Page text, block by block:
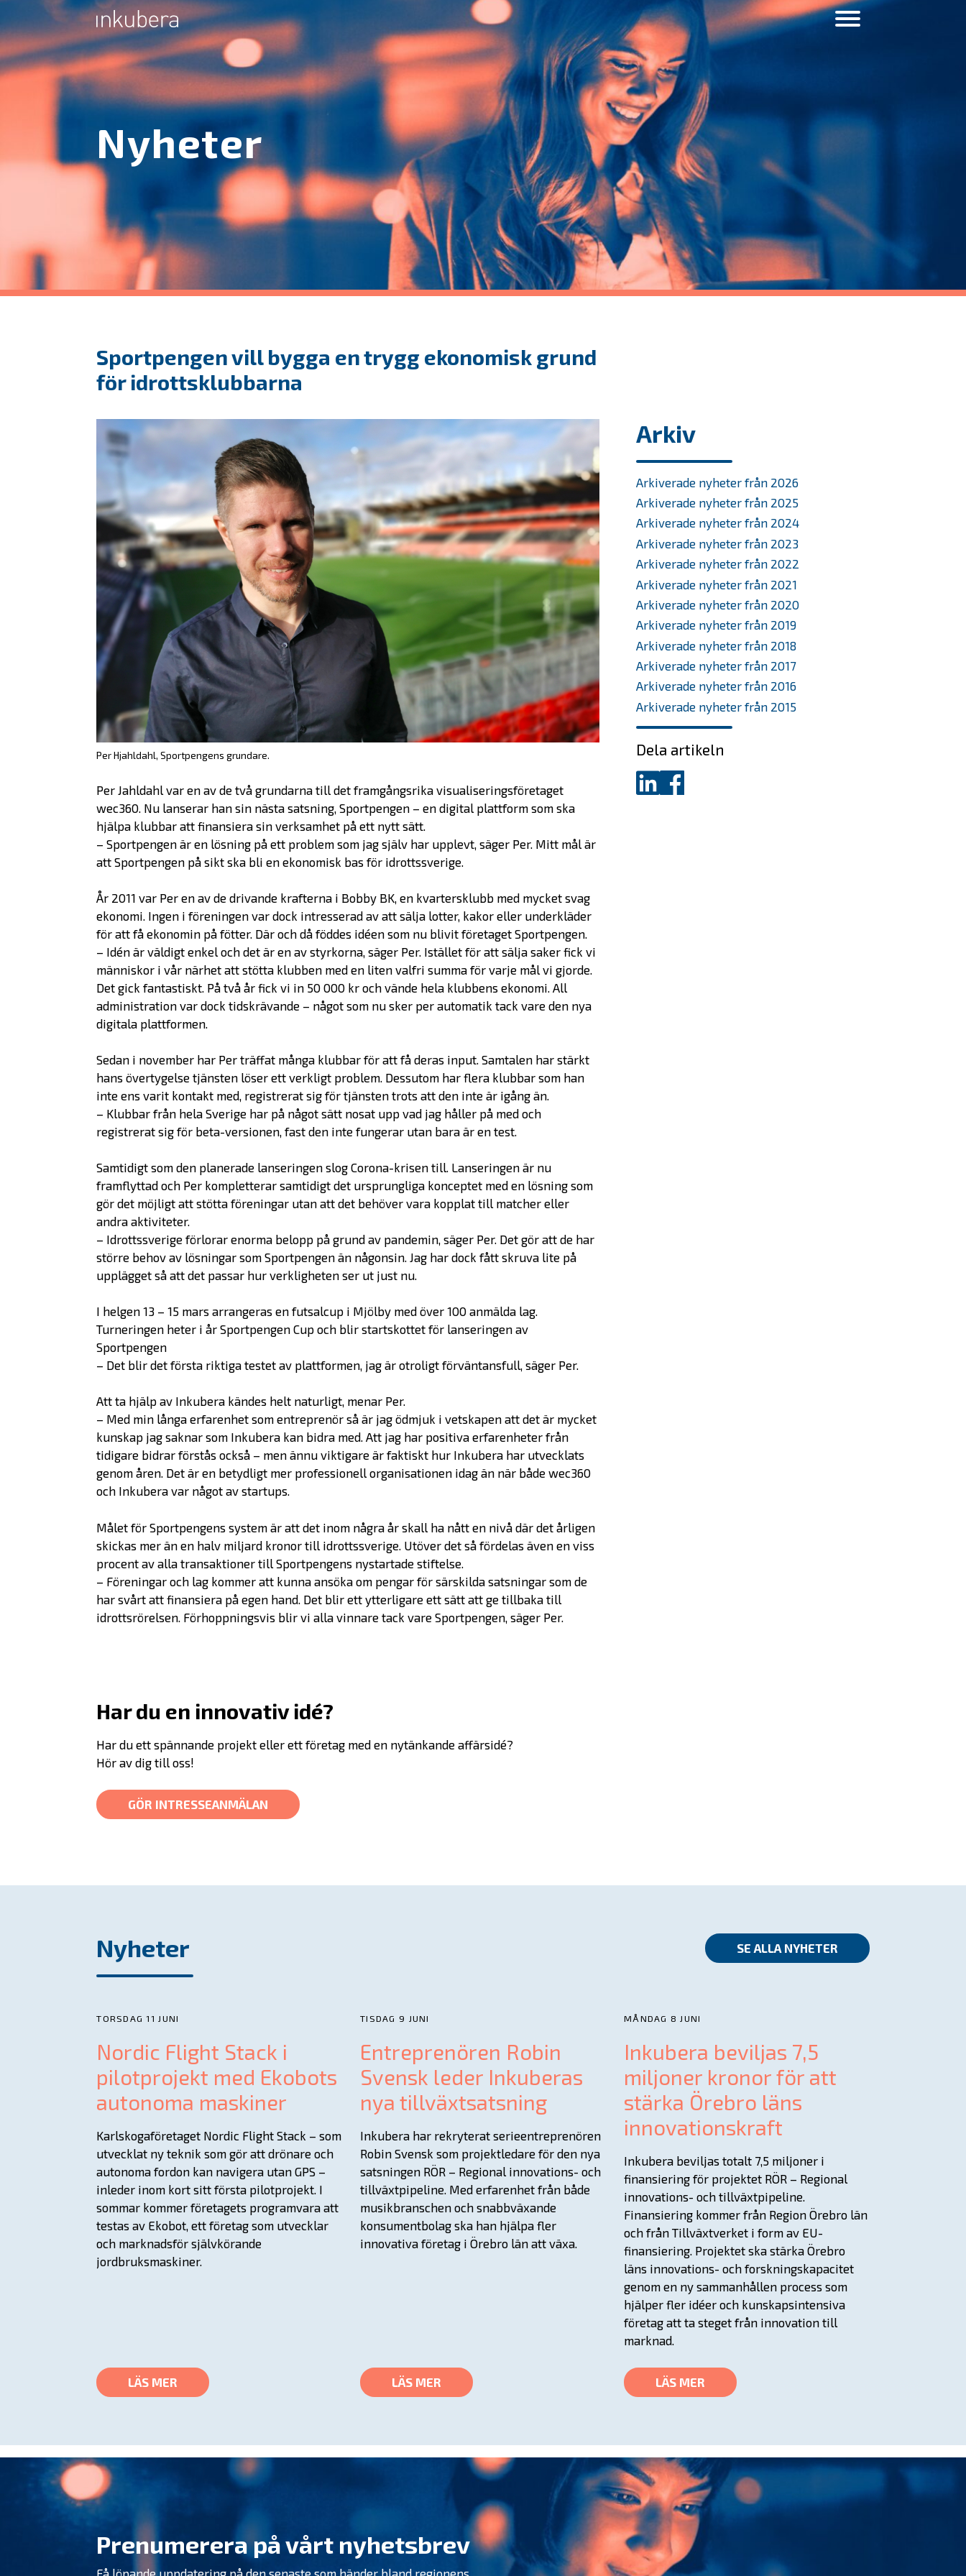
Erbjudande
Prepare
Om oss
Bolagen
Alumner
SKAPA-priset
Nyheter
Nyheter
Sportpengen vill bygga en trygg ekonomisk grund
för idrottsklubbarna
Per Hjahldahl, Sportpengens grundare.
Per Jahldahl var en av de två grundarna till det framgångsrika visualiseringsföretaget
wec360. Nu lanserar han sin nästa satsning, Sportpengen – en digital plattform som ska
hjälpa klubbar att finansiera sin verksamhet på ett nytt sätt.
– Sportpengen är en lösning på ett problem som jag själv har upplevt, säger Per. Mitt mål är
att Sportpengen på sikt ska bli en ekonomisk bas för idrottssverige.
År 2011 var Per en av de drivande krafterna i Bobby BK, en kvartersklubb med mycket svag
ekonomi. Ingen i föreningen var dock intresserad av att sälja lotter, kakor eller underkläder
för att få ekonomin på fötter. Där och då föddes idéen som nu blivit företaget Sportpengen.
– Idén är väldigt enkel och det är en av styrkorna, säger Per. Istället för att sälja saker fick vi
människor i vår närhet att stötta klubben med en liten valfri summa för varje mål vi gjorde.
Det gick fantastiskt. På två år fick vi in 50 000 kr och vände hela klubbens ekonomi. All
administration var dock tidskrävande – något som nu sker per automatik tack vare den nya
digitala plattformen.
Sedan i november har Per träffat många klubbar för att få deras input. Samtalen har stärkt
hans övertygelse tjänsten löser ett verkligt problem. Dessutom har flera klubbar som han
inte ens varit kontakt med, registrerat sig för tjänsten trots att den inte är igång än.
– Klubbar från hela Sverige har på något sätt nosat upp vad jag håller på med och
registrerat sig för beta-versionen, fast den inte fungerar utan bara är en test.
Samtidigt som den planerade lanseringen slog Corona-krisen till. Lanseringen är nu
framflyttad och Per kompletterar samtidigt det ursprungliga konceptet med en lösning som
gör det möjligt att stötta föreningar utan att det behöver vara kopplat till matcher eller
andra aktiviteter.
– Idrottssverige förlorar enorma belopp på grund av pandemin, säger Per. Det gör att de har
större behov av lösningar som Sportpengen än någonsin. Jag har dock fått skruva lite på
upplägget så att det passar hur verkligheten ser ut just nu.
I helgen 13 – 15 mars arrangeras en futsalcup i Mjölby med över 100 anmälda lag.
Turneringen heter i år Sportpengen Cup och blir startskottet för lanseringen av
Sportpengen
– Det blir det första riktiga testet av plattformen, jag är otroligt förväntansfull, säger Per.
Att ta hjälp av Inkubera kändes helt naturligt, menar Per.
– Med min långa erfarenhet som entreprenör så är jag ödmjuk i vetskapen att det är mycket
kunskap jag saknar som Inkubera kan bidra med. Att jag har positiva erfarenheter från
tidigare bidrar förstås också – men ännu viktigare är faktiskt hur Inkubera har utvecklats
genom åren. Det är en betydligt mer professionell organisationen idag än när både wec360
och Inkubera var något av startups.
Målet för Sportpengens system är att det inom några år skall ha nått en nivå där det årligen
skickas mer än en halv miljard kronor till idrottssverige. Utöver det så fördelas även en viss
procent av alla transaktioner till Sportpengens nystartade stiftelse.
– Föreningar och lag kommer att kunna ansöka om pengar för särskilda satsningar som de
har svårt att finansiera på egen hand. Det blir ett ytterligare ett sätt att ge tillbaka till
idrottsrörelsen. Förhoppningsvis blir vi alla vinnare tack vare Sportpengen, säger Per.
Har du en innovativ idé?
Har du ett spännande projekt eller ett företag med en nytänkande affärsidé?
Hör av dig till oss!
GÖR INTRESSEANMÄLAN
Arkiv
Arkiverade nyheter från 2026
Arkiverade nyheter från 2025
Arkiverade nyheter från 2024
Arkiverade nyheter från 2023
Arkiverade nyheter från 2022
Arkiverade nyheter från 2021
Arkiverade nyheter från 2020
Arkiverade nyheter från 2019
Arkiverade nyheter från 2018
Arkiverade nyheter från 2017
Arkiverade nyheter från 2016
Arkiverade nyheter från 2015
Dela artikeln
Dela
på
Dela
på
Nyheter SE ALLA NYHETER
TORSDAG 11 JUNI
Nordic Flight Stack i
pilotprojekt med Ekobots
autonoma maskiner
Karlskogaföretaget Nordic Flight Stack – som
utvecklat ny teknik som gör att drönare och
autonoma fordon kan navigera utan GPS –
inleder inom kort sitt första pilotprojekt. I
sommar kommer företagets programvara att
testas av Ekobot, ett företag som utvecklar
och marknadsför självkörande
jordbruksmaskiner.
LÄS MER
TISDAG 9 JUNI
Entreprenören Robin
Svensk leder Inkuberas
nya tillväxtsatsning
Inkubera har rekryterat serieentreprenören
Robin Svensk som projektledare för den nya
satsningen RÖR – Regional innovations- och
tillväxtpipeline. Med erfarenhet från både
musikbranschen och snabbväxande
konsumentbolag ska han hjälpa fler
innovativa företag i Örebro län att växa.
LÄS MER
MÅNDAG 8 JUNI
Inkubera beviljas 7,5
miljoner kronor för att
stärka Örebro läns
innovationskraft
Inkubera beviljas totalt 7,5 miljoner i
finansiering för projektet RÖR – Regional
innovations- och tillväxtpipeline.
Finansiering kommer från Region Örebro län
och från Tillväxtverket i form av EU-
finansiering. Projektet ska stärka Örebro
läns innovations- och forskningskapacitet
genom en ny sammanhållen process som
hjälper fler idéer och kunskapsintensiva
företag att ta steget från innovation till
marknad.
LÄS MER
Prenumerera på vårt nyhetsbrev